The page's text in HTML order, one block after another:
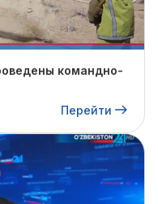
командно-
Перейти